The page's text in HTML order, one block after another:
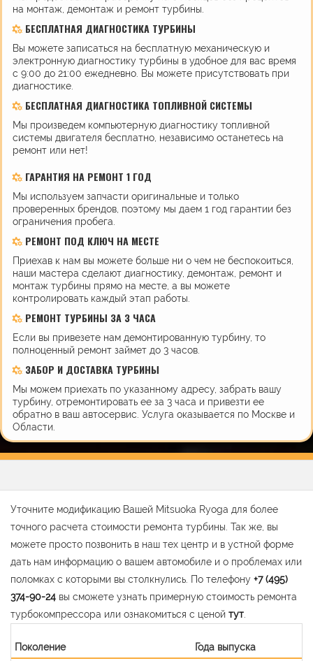
на монтаж, демонтаж и ремонт турбины.
БЕСПЛАТНАЯ ДИАГНОСТИКА ТУРБИНЫ
Вы можете записаться на бесплатную механическую и
электронную диагностику турбины в удобное для вас время
с 9:00 до 21:00 ежедневно. Вы можете присутствовать при
диагностике.
БЕСПЛАТНАЯ ДИАГНОСТИКА ТОПЛИВНОЙ СИСТЕМЫ
Мы произведем компьютерную диагностику топливной
системы двигателя бесплатно, независимо останетесь на
ремонт или нет!
ГАРАНТИЯ НА РЕМОНТ 1 ГОД
Мы используем запчасти оригинальные и только
проверенных брендов, поэтому мы даем 1 год гарантии без
ограничения пробега.
РЕМОНТ ПОД КЛЮЧ НА МЕСТЕ
Приехав к нам вы можете больше ни о чем не беспокоиться,
наши мастера сделают диагностику, демонтаж, ремонт и
монтаж турбины прямо на месте, а вы можете
контролировать каждый этап работы.
РЕМОНТ ТУРБИНЫ ЗА 3 ЧАСА
Если вы привезете нам демонтированную турбину, то
полноценный ремонт займет до 3 часов.
ЗАБОР И ДОСТАВКА ТУРБИНЫ
Мы можем приехать по указанному адресу, забрать вашу
турбину, отремонтировать ее за 3 часа и привезти ее
обратно в ваш автосервис. Услуга оказывается по Москве и
Области.
Уточните модификацию Вашей Mitsuoka Ryoga для более
точного расчета стоимости ремонта турбины. Так же, вы
можете просто позвонить в наш тех центр и в устной форме
дать нам информацию о вашем автомобиле и о проблемах или
поломках с которыми вы столкнулись. По телефону +7 (495)
374-90-24 вы сможете узнать примерную стоимость ремонта
турбокомпрессора или ознакомиться с ценой тут
Поколение
Года выпуска